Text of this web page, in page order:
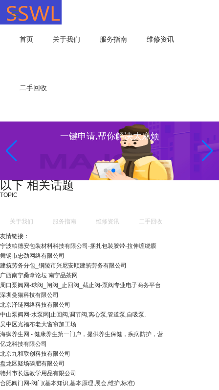
首页 关于我们 服务指南 维修资讯
二手回收
一键申请,帮你解决大麻烦
以下 相关话题
TOPIC
关于我们 服务指南 维修资讯 二手回收
友情链接：
宁波帕德安包装材料科技有限公司-捆扎包装胶带-拉伸缠绕膜
舞钢市忠劲网络有限公司
建筑劳务分包_铜陵市兴尼安顺建筑劳务有限公司
广西南宁桑拿论坛 南宁品茶网
周口泵阀网-球阀_闸阀_止回阀_截止阀-泵阀专业电子商务平台
深圳曼猫科技有限公司
北京泽链网络科技有限公司
中山泵阀网-水泵网|止回阀,调节阀,离心泵,管道泵,自吸泵,
吴中区光福布老大窗帘加工场
海狮养生网 - 健康养生第一门户，提供养生保健，疾病防护，营
亿龙科技有限公司
北京九和联创科技有限公司
盘龙区疑场磷肥有限公司
赣州市长远教学用品有限公司
合肥阀门网-阀门(基本知识,基本原理,展会,维护,标准)